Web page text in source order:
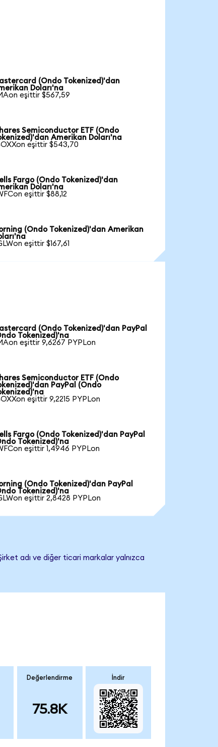
(Ondo Tokenized)'dan
Doları'na
eşittir $567,59
Semiconductor ETF (Ondo
Amerikan Doları'na
eşittir $543,70
Fargo (Ondo Tokenized)'dan
Doları'na
eşittir $88,12
(Ondo Tokenized)'dan Amerikan
eşittir $167,61
(Ondo Tokenized)'dan PayPal
Tokenized)'na
eşittir 9,6267 PYPLon
Semiconductor ETF (Ondo
PayPal (Ondo
eşittir 9,2215 PYPLon
Fargo (Ondo Tokenized)'dan PayPal
Tokenized)'na
eşittir 1,4946 PYPLon
(Ondo Tokenized)'dan PayPal
Tokenized)'na
eşittir 2,8428 PYPLon
adı ve diğer ticari markalar yalnızca
Değerlendirme
75.8K
İndir